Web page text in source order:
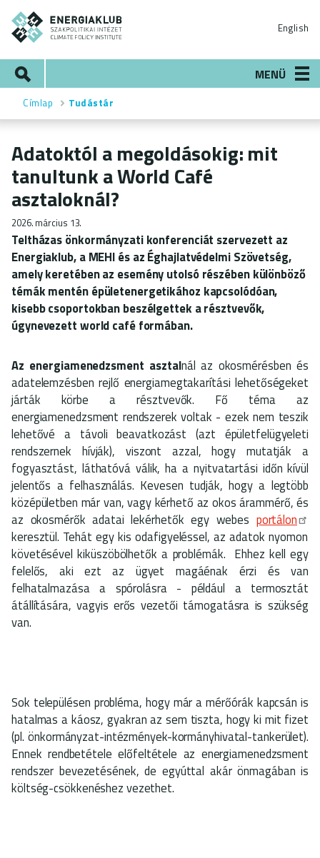
Ugrás
tartalomra
English
MENÜ
Morzsa
Címlap Tudástár
Adatoktól a megoldásokig: mit
tanultunk a World Café
asztaloknál?
2026. március 13.
Teltházas önkormányzati konferenciát szervezett az
Energiaklub, a MEHI és az Éghajlatvédelmi Szövetség,
amely keretében az esemény utolsó részében különböző
témák mentén épületenergetikához kapcsolódóan,
kisebb csoportokban beszélgettek a résztvevők,
úgynevezett world café formában.
Az energiamenedzsment asztalnál az okosmérésben és
adatelemzésben rejlő energiamegtakarítási lehetőségeket
járták körbe a résztvevők. Fő téma az
energiamenedzsment rendszerek voltak - ezek nem teszik
lehetővé a távoli beavatkozást (azt épületfelügyeleti
rendszernek hívják), viszont azzal, hogy mutatják a
fogyasztást, láthatóvá válik, ha a nyitvatartási időn kívül
jelentős a felhasználás. Kevesen tudják, hogy a legtöbb
középületben már van, vagy kérhető az okos árammérő, és
az okosmérők adatai lekérhetők egy webes portálon
keresztül. Tehát egy kis odafigyeléssel, az adatok nyomon
követésével kiküszöbölhetők a problémák. Ehhez kell egy
felelős, aki ezt az ügyet magáénak érzi és van
felhatalmazása a spórolásra - például a termosztát
átállítására, vagyis erős vezetői támogatásra is szükség
van.
Sok településen probléma, hogy már a mérőórák kapcsán is
hatalmas a káosz, gyakran az sem tiszta, hogy ki mit fizet
(pl. önkormányzat-intézmények-kormányhivatal-tankerület).
Ennek rendbetétele előfeltétele az energiamenedzsment
rendszer bevezetésének, de egyúttal akár önmagában is
költség-csökkenéshez vezethet.